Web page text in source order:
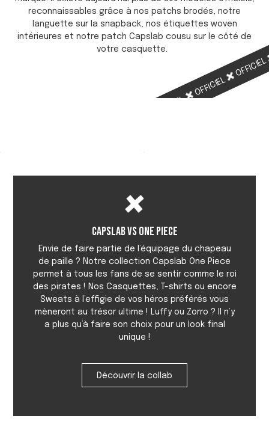
OFFICIEL
OFFICIEL
OFFICIEL
reconnaissables grâce à nos patchs brodés, notre
languette sur la snapback, nos étiquettes woven
intérieures et notre patch Capslab cousu sur le côté de
votre casquette.
Capslab vs One Piece
Envie de faire partie de l’équipage du chapeau
de paille ? Notre collection Capslab One Piece
permet à tous les fans de se sentir comme le roi
des pirates ! Nos Casquettes, T-shirts ou encore
Sweats à l’effigie de vos héros préférés vous
mèneront au trésor ultime ! Luffy ou Zorro ? Il n’y
a plus qu’à faire son choix pour un look final
unique !
Découvrir la collab